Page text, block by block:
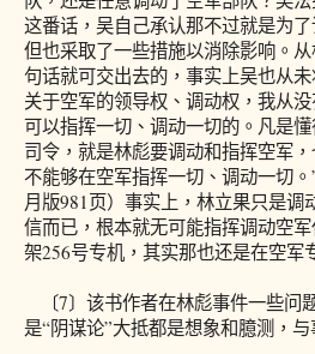
这番话，吴自己承认那不过就是为
但也采取了一些措施以消除影响。
句话就可交出去的，事实上吴也从
关于空军的领导权、调动权，我从
可以指挥一切、调动一切的。凡是
司令，就是林彪要调动和指挥空军
不能够在空军指挥一切、调动一切
月版981页）事实上，林立果只是
信而已，根本就无可能指挥调动空
架256号专机，其实那也还是在空军
〔7〕该书作者在林彪事件一些问
是“阴谋论”大抵都是想象和臆测，